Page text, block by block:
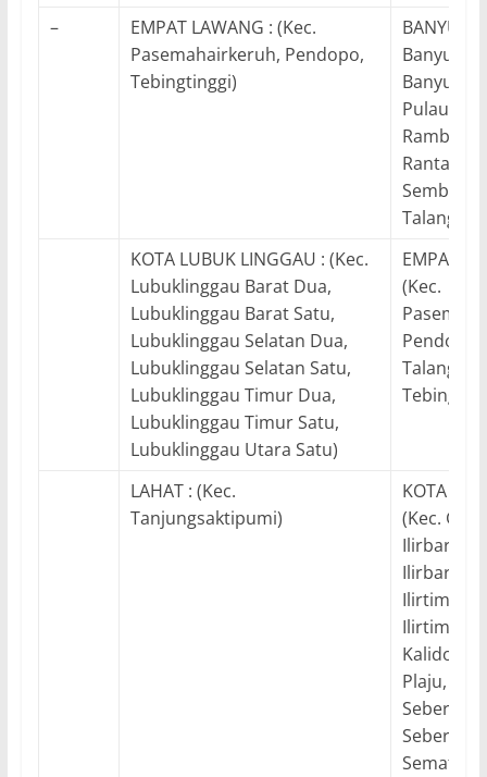
–
EMPAT LAWANG : (Kec.
Pasemahairkeruh, Pendopo,
Tebingtinggi)
Sembawa,
KOTA LUBUK LINGGAU : (Kec.
Lubuklinggau Barat Dua,
Lubuklinggau Barat Satu,
Lubuklinggau Selatan Dua,
Lubuklinggau Selatan Satu,
Lubuklinggau Timur Dua,
Lubuklinggau Timur Satu,
Lubuklinggau Utara Satu)
EMPAT
(Kec.
Pendopo,
LAHAT : (Kec.
Tanjungsaktipumi)
KOTA
(Kec.
Ilirbarat
Ilirbarat
Ilirtimur
Ilirtimur
Kalidoni,
Plaju,